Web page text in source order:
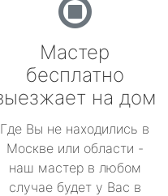
Мастер
бесплатно
на дом
Где Вы не находились в
Москве или области -
наш мастер в любом
случае будет у Вас в